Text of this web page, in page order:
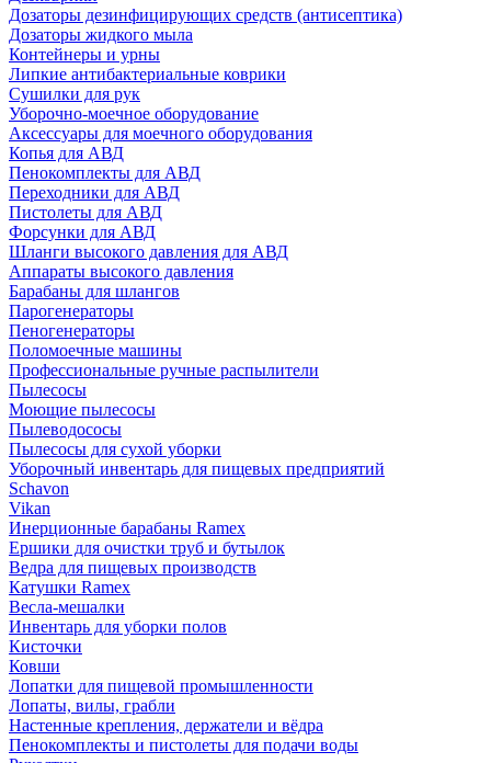
Дозаторы дезинфицирующих средств (антисептика)
Дозаторы жидкого мыла
Контейнеры и урны
Липкие антибактериальные коврики
Сушилки для рук
Уборочно-моечное оборудование
Аксессуары для моечного оборудования
Копья для АВД
Пенокомплекты для АВД
Переходники для АВД
Пистолеты для АВД
Форсунки для АВД
Шланги высокого давления для АВД
Аппараты высокого давления
Барабаны для шлангов
Парогенераторы
Пеногенераторы
Поломоечные машины
Профессиональные ручные распылители
Пылесосы
Моющие пылесосы
Пылеводососы
Пылесосы для сухой уборки
Уборочный инвентарь для пищевых предприятий
Schavon
Vikan
Инерционные барабаны Ramex
Ершики для очистки труб и бутылок
Ведра для пищевых производств
Катушки Ramex
Весла-мешалки
Инвентарь для уборки полов
Кисточки
Ковши
Лопатки для пищевой промышленности
Лопаты, вилы, грабли
Настенные крепления, держатели и вёдра
Пенокомплекты и пистолеты для подачи воды